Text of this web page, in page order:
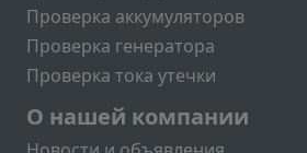
Проверка аккумуляторов
Проверка генератора
Проверка тока утечки
Меню учётной записи
О нашей компании